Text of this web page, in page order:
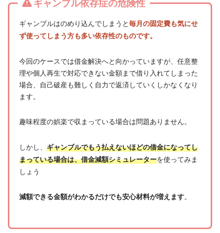
ギャンブル依存症の危険性
ギャンブルはのめり込んでしまうと毎月の固定費も気にせ
ず使ってしまう方も多い依存性のものです。
今回のケースでは借金解決へと向かっていますが、任意整
理や個人再生で対応できない金額まで借り入れてしまった
場合、自己破産も難しく自力で返済していくしかなくなり
ます。
趣味程度の娯楽で収まっている場合は問題ありません。
しかし、ギャンブルでもう払えないほどの借金になってし
まっている場合は、借金減額シミュレーターを使ってみま
しょう
減額できる金額がわかるだけでも安心材料が増えます。